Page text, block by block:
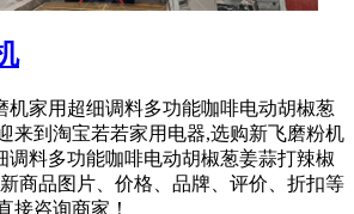
机家用超细调料多功能咖啡电动胡椒葱
来到淘宝若若家用电器,选购新飞磨粉机
调料多功能咖啡电动胡椒葱姜蒜打辣椒
商品图片、价格、品牌、评价、折扣等
接咨询商家！